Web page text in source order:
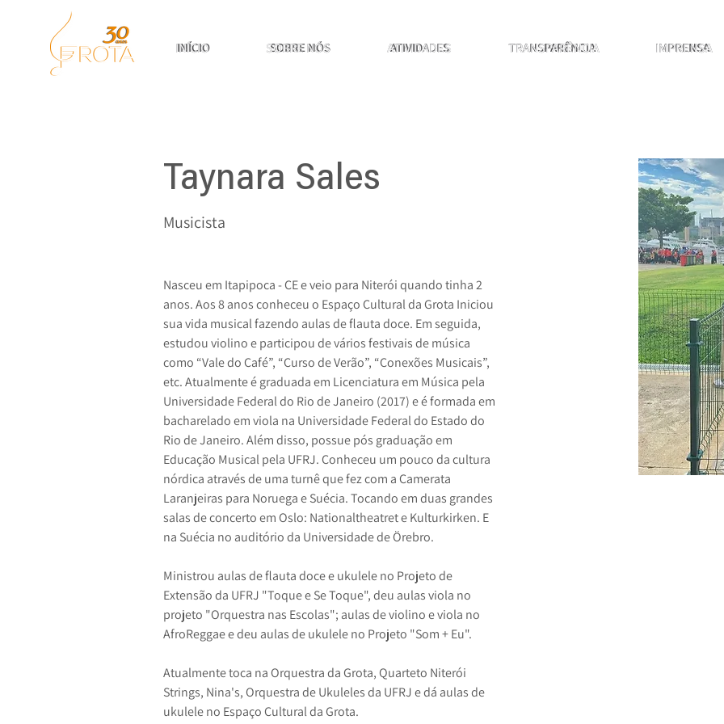
INÍCIO SOBRE NÓS ATIVIDADES TRANSPARÊNCIA IMPRENSA
INÍCIO SOBRE NÓS ATIVIDADES TRANSPARÊNCIA IMPRENSA
INÍCIO SOBRE NÓS ATIVIDADES TRANSPARÊNCIA IMPRENSA
Taynara Sales
Musicista
Nasceu em Itapipoca - CE e veio para Niterói quando tinha 2
anos. Aos 8 anos conheceu o Espaço Cultural da Grota Iniciou
sua vida musical fazendo aulas de flauta doce. Em seguida,
estudou violino e participou de vários festivais de música
como “Vale do Café”, “Curso de Verão”, “Conexões Musicais”,
etc. Atualmente é graduada em Licenciatura em Música pela
Universidade Federal do Rio de Janeiro (2017) e é formada em
bacharelado em viola na Universidade Federal do Estado do
Rio de Janeiro. Além disso, possue pós graduação em
Educação Musical pela UFRJ. Conheceu um pouco da cultura
nórdica através de uma turnê que fez com a Camerata
Laranjeiras para Noruega e Suécia. Tocando em duas grandes
salas de concerto em Oslo: Nationaltheatret e Kulturkirken. E
na Suécia no auditório da Universidade de Örebro.
Ministrou aulas de flauta doce e ukulele no Projeto de
Extensão da UFRJ "Toque e Se Toque", deu aulas viola no
projeto "Orquestra nas Escolas"; aulas de violino e viola no
AfroReggae e deu aulas de ukulele no Projeto "Som + Eu".
Atualmente toca na Orquestra da Grota, Quarteto Niterói
Strings, Nina's, Orquestra de Ukuleles da UFRJ e dá aulas de
ukulele no Espaço Cultural da Grota.